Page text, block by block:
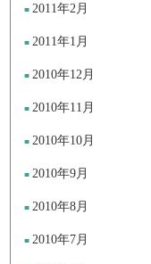
2011年2月
2011年1月
2010年12月
2010年11月
2010年10月
2010年9月
2010年8月
2010年7月